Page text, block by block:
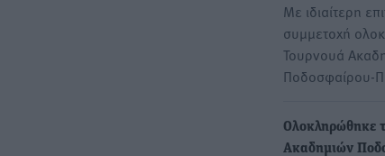
Με ιδιαίτερη
συμμετοχή
Τουρνουά
Ποδοσφαίρου-
Ολοκληρώθηκε
Ακαδημιών